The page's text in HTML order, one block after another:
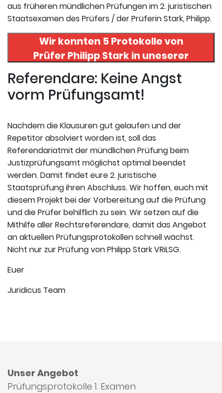
aus früheren mündlichen Prüfungen im 2. juristischen
Staatsexamen des Prüfers / der Prüferin Stark, Philipp.
Wir konnten 5 Protokolle von
Prüfer Philipp Starkin uneserer
Datenbank finden. Hier
registrieren und die Protokolle
abrufen.
Referendare: Keine Angst
vorm Prüfungsamt!
Nachdem die Klausuren gut gelaufen und der
Repetitor absolviert worden ist, soll das
Referendariatmit der mündlichen Prüfung beim
Justizprüfungsamt möglichst optimal beendet
werden. Damit findet eure 2. juristische
Staatsprüfung ihren Abschluss. Wir hoffen, euch mit
diesem Projekt bei der Vorbereitung auf die Prüfung
und die Prüfer behilflich zu sein. Wir setzen auf die
Mithilfe aller Rechtsreferendare, damit das Angebot
an aktuellen Prüfungsprotokollen schnell wächst.
Nicht nur zur Prüfung von Philipp Stark VRiLSG.
Euer
Juridicus Team
Unser Angebot
Prüfungsprotokolle 1. Examen